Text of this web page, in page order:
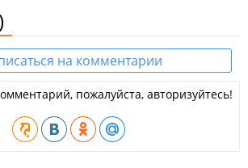
на комментарии
пожалуйста, авторизуйтесь!